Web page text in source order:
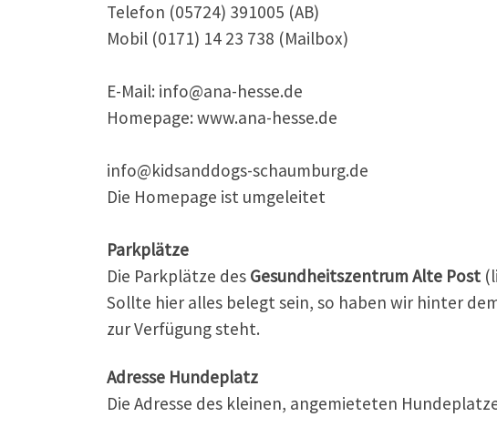
Telefon (05724) 391005 (AB)
Mobil (0171) 14 23 738 (Mailbox)
E-Mail: info@ana-hesse.de
Homepage: www.ana-hesse.de
info@kidsanddogs-schaumburg.de
Die Homepage ist umgeleitet
Parkplätze
Die Parkplätze des Gesundheitszentrum Alte Post
Sollte hier alles belegt sein, so haben wir hinter
zur Verfügung steht.
Adresse Hundeplatz
Die Adresse des kleinen, angemieteten